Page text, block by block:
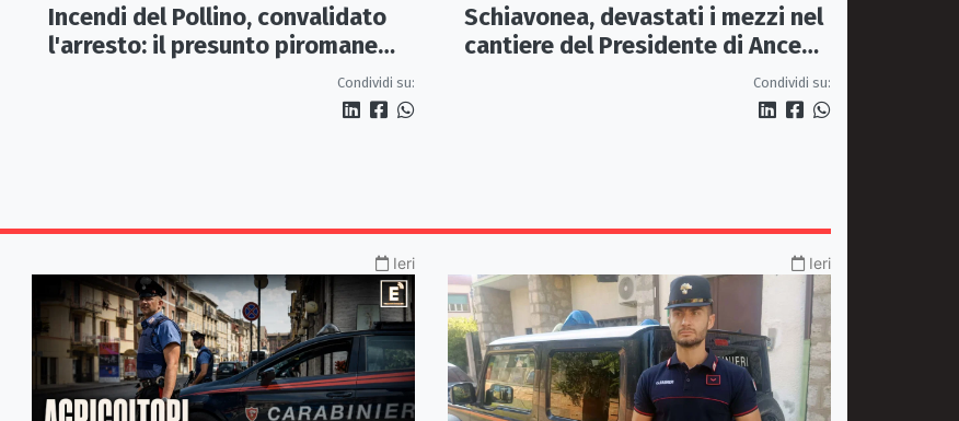
Incendi del Pollino, convalidato
l'arresto: il presunto piromane
Condividi su:
Schiavonea, devastati i mezzi nel
cantiere del Presidente di Ance
Condividi su:
Ieri Ieri